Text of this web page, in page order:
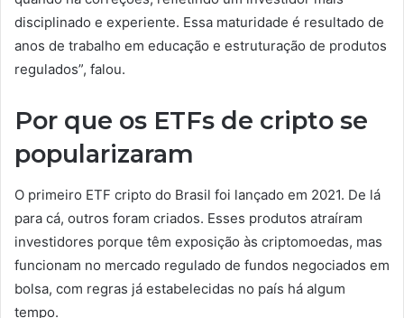
disciplinado e experiente. Essa maturidade é resultado de
anos de trabalho em educação e estruturação de produtos
regulados”, falou.
Por que os ETFs de cripto se
popularizaram
O primeiro ETF cripto do Brasil foi lançado em 2021. De lá
para cá, outros foram criados. Esses produtos atraíram
investidores porque têm exposição às criptomoedas, mas
funcionam no mercado regulado de fundos negociados em
bolsa, com regras já estabelecidas no país há algum
tempo.